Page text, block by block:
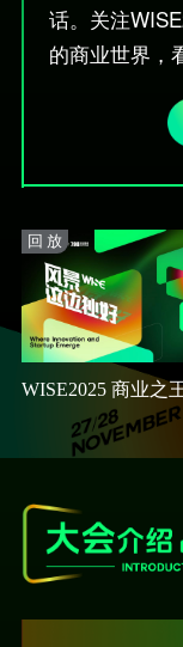
话。关注
的商业世界，
回 放
WISE2025 商业之